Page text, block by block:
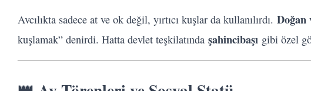
Avcılıkta sadece at ve ok değil, yırtıcı kuşlar da kullanılırdı. Doğan
kuşlamak” denirdi. Hatta devlet teşkilatında şahincibaşı gibi özel